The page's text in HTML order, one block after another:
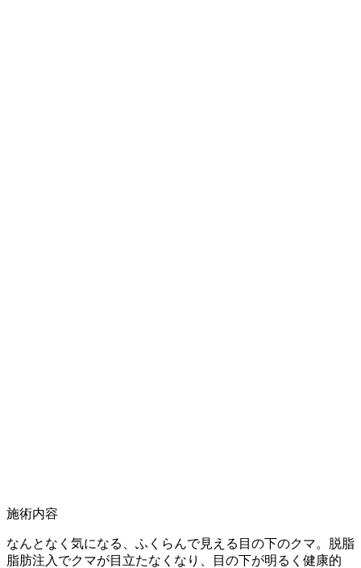
施術内容
なんとなく気になる、ふくらんで見える目の下のクマ。脱脂
脂肪注入でクマが目立たなくなり、目の下が明るく健康的